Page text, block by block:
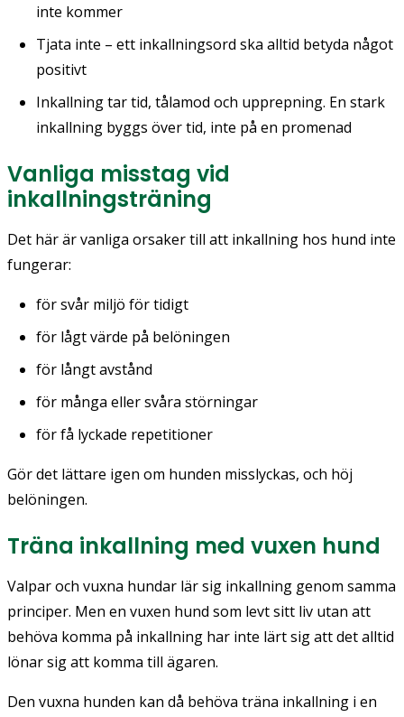
inte kommer
Tjata inte – ett inkallningsord ska alltid betyda något
positivt
Inkallning tar tid, tålamod och upprepning. En stark
inkallning byggs över tid, inte på en promenad
Vanliga misstag vid
inkallningsträning
Det här är vanliga orsaker till att inkallning hos hund inte
fungerar:
för svår miljö för tidigt
för lågt värde på belöningen
för långt avstånd
för många eller svåra störningar
för få lyckade repetitioner
Gör det lättare igen om hunden misslyckas, och höj
belöningen.
Träna inkallning med vuxen hund
Valpar och vuxna hundar lär sig inkallning genom samma
principer. Men en vuxen hund som levt sitt liv utan att
behöva komma på inkallning har inte lärt sig att det alltid
lönar sig att komma till ägaren.
Den vuxna hunden kan då behöva träna inkallning i en